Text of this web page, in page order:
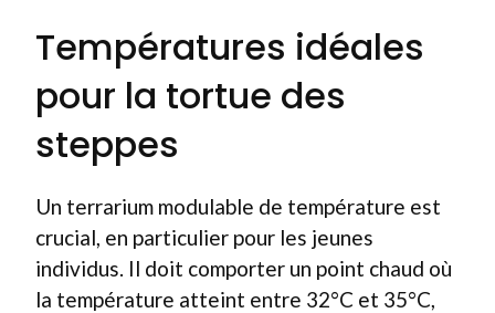
Températures idéales
pour la tortue des
steppes
Un terrarium modulable de température est
crucial, en particulier pour les jeunes
individus. Il doit comporter un point chaud où
la température atteint entre 32°C et 35°C,